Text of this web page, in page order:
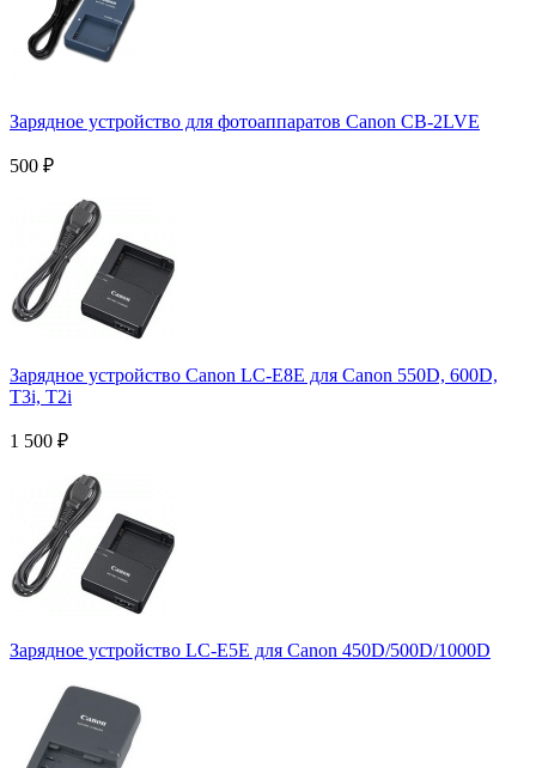
Зарядное устройство для фотоаппаратов Canon CB-2LVE
500 ₽
Зарядное устройство Canon LC-E8E для Canon 550D, 600D,
T3i, T2i
1 500 ₽
Зарядное устройство LC-E5E для Canon 450D/500D/1000D